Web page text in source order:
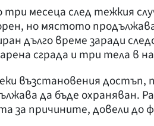
три месеца след тежкия
но мястото
дълго време заради
сграда и три тела в
възстановения
да бъде охраняван.
за причините, довели до